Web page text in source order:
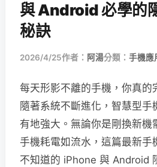
與 Android 必學的
秘訣
2026/4/25作者： 阿湯分類： 手機應
每天形影不離的手機，你真的
隨著系統不斷進化，智慧型
有地強大。無論你是剛換新機
手機耗電如流水，這篇最新手
不知道的 iPhone 與 Android